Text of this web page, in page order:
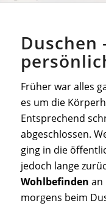
Duschen
Früher war alles
es um die
Entsprechend
abgeschlossen.
ging in die
jedoch lange
Wohlbefinden an
morgens beim